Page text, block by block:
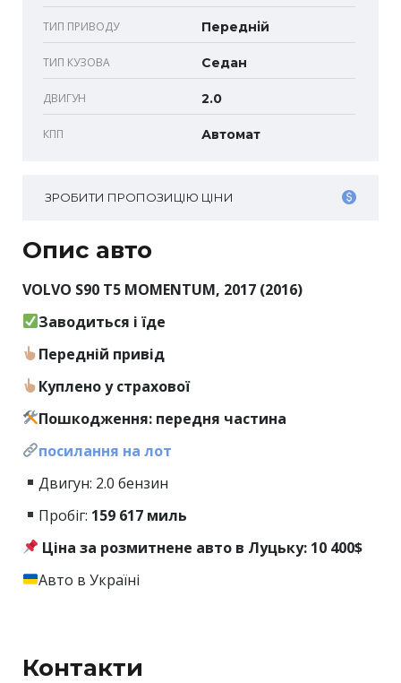
ТИП ПРИВОДУ Передній
ТИП КУЗОВА Седан
ДВИГУН 2.0
КПП Автомат
ЗРОБИТИ ПРОПОЗИЦІЮ ЦІНИ
Опис авто
VOLVO S90 T5 MOMENTUM, 2017 (2016)
Заводиться і їде
Передній привід
Куплено у страхової
Пошкодження: передня частина
посилання на лот
Двигун: 2.0 бензин
Пробіг: 159 617 миль
Ціна за розмитнене авто в Луцьку: 10 400$
Авто в Україні
Контакти